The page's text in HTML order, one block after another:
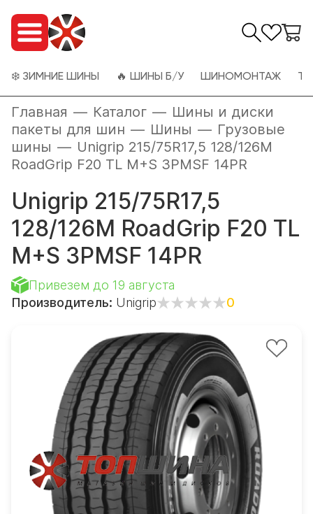
❄️ ЗИМНИЕ ШИНЫ 🔥 ШИНЫ Б/У ШИНОМОНТАЖ
Главная — Каталог — Шины и диски
пакеты для шин — Шины — Грузовые
шины — Unigrip 215/75R17,5 128/126M
RoadGrip F20 TL M+S 3PMSF 14PR
Unigrip 215/75R17,5
128/126M RoadGrip F20 TL
M+S 3PMSF 14PR
Привезем до 19 августа
Производитель: Unigrip 0